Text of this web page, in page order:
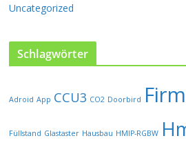
u
e
t
e
Uncategorized
Schlagwörter
Adroid App CCU3 CO2 Doorbird
Füllstand Glastaster Hausbau HMIP-RGBW